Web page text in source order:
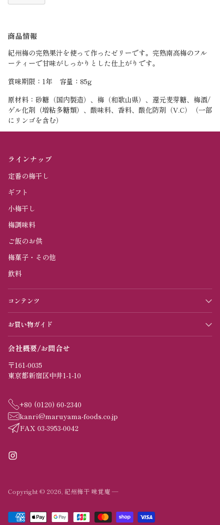
み
込
み
中
商品情報
紀州梅の完熟果汁を使って作ったゼリーです。完熟南高梅のフル
ーティーで甘味がしっかりとした仕上がりです。
賞味期限：1年 容量：85g
原材料：砂糖（国内製造）、梅（和歌山県）、還元麦芽糖、梅酒/
ゲル化剤（増粘多糖類）、酸味料、香料、酸化防剤（V.C）（一部
にリンゴを含む）
ラインナップ
定番の梅干し
ギフト
小梅干し
梅調味料
ご飯のお供
梅菓子・その他
飲料
コンテンツ
お買い物ガイド
会社概要/お問合せ
〒161-0035
東京都新宿区中井1-1-10
+80 (0120) 60-2340
kanri@maruyama-foods.co.jp
FAX 03-3953-0042
Copyright © 2026, 紀州梅干 味覚庵—